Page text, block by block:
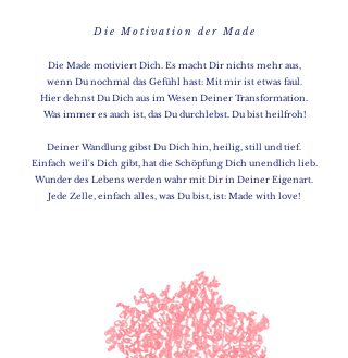
D i e M o t i v a t i o n d e r M a d e
Die Made motiviert Dich. Es macht Dir nichts mehr aus,
wenn Du nochmal das Gefühl hast: Mit mir ist etwas faul.
Hier dehnst Du Dich aus im Wesen Deiner Transformation.
Was immer es auch ist, das Du durchlebst. Du bist heilfroh!
Deiner Wandlung gibst Du Dich hin, heilig, still und tief.
Einfach weil's Dich gibt, hat die Schöpfung Dich unendlich lieb.
Wunder des Lebens werden wahr mit Dir in Deiner Eigenart.
Jede Zelle, einfach alles, was Du bist, ist: Made with love!